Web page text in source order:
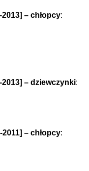
– chłopcy:
– dziewczynki:
– chłopcy: